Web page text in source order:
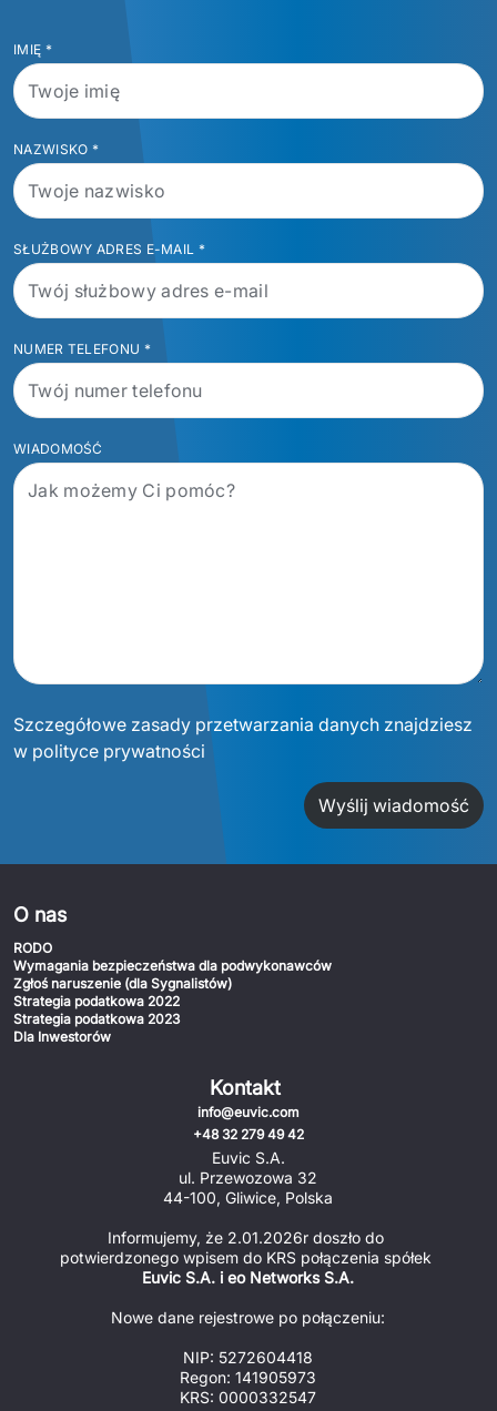
IMIĘ *
NAZWISKO *
SŁUŻBOWY ADRES E-MAIL *
NUMER TELEFONU *
WIADOMOŚĆ
Szczegółowe zasady przetwarzania danych znajdziesz
w polityce prywatności
Wyślij wiadomość
O nas
RODO
Wymagania bezpieczeństwa dla podwykonawców
Zgłoś naruszenie (dla Sygnalistów)
Strategia podatkowa 2022
Strategia podatkowa 2023
Dla Inwestorów
Kontakt
info@euvic.com
+48 32 279 49 42
Euvic S.A.
ul. Przewozowa 32
44-100, Gliwice, Polska
Informujemy, że 2.01.2026r doszło do
Euvic S.A. i eo Networks S.A.
Nowe dane rejestrowe po połączeniu:
NIP: 5272604418
Regon: 141905973
KRS: 0000332547